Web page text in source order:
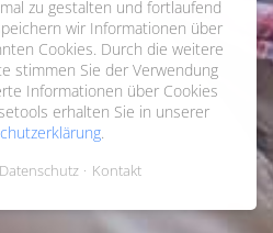
zu gestalten und fortlaufend
wir Informationen über
Cookies. Durch die weitere
stimmen Sie der Verwendung
Informationen über Cookies
erhalten Sie in unserer
Datenschutz Kontakt